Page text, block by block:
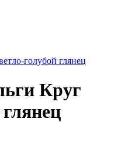
голубой глянец
Круг